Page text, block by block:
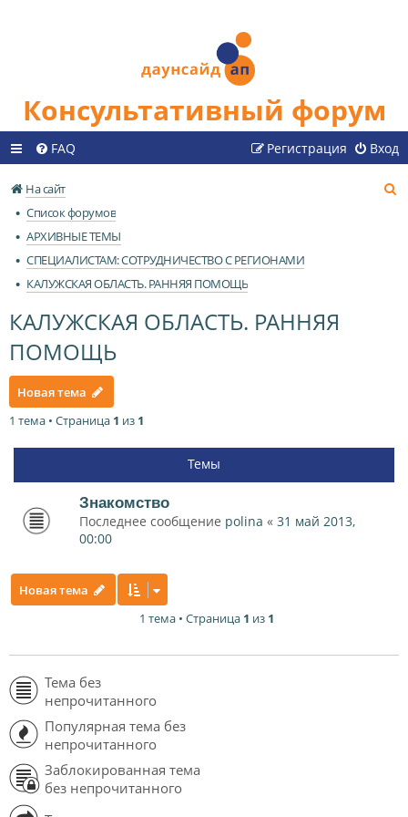
Консультативный форум
FAQ Вход
Регистрация
На сайт
Список форумов
АРХИВНЫЕ ТЕМЫ
СПЕЦИАЛИСТАМ: СОТРУДНИЧЕСТВО С РЕГИОНАМИ
КАЛУЖСКАЯ ОБЛАСТЬ. РАННЯЯ ПОМОЩЬ
КАЛУЖСКАЯ ОБЛАСТЬ. РАННЯЯ
ПОМОЩЬ
Новая тема
1 тема • Страница 1 из 1
Темы
Знакомство
Последнее сообщение polina « 31 май 2013,
00:00
Новая тема
1 тема • Страница 1 из 1
Тема без
непрочитанного
Популярная тема без
непрочитанного
Заблокированная тема
без непрочитанного